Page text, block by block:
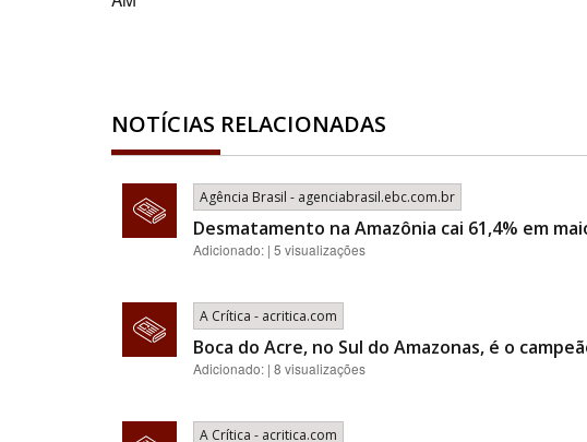
NOTÍCIAS RELACIONADAS
Agência Brasil - agenciabrasil.ebc.com.br
Desmatamento na Amazônia cai 61,4% em
Adicionado: | 5 visualizações
A Crítica - acritica.com
Boca do Acre, no Sul do Amazonas, é o
Adicionado: | 8 visualizações
A Crítica - acritica.com